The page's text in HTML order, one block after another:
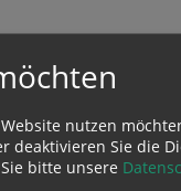
des Pfarrbüros:
nutzen
deaktivieren Sie die
bitte unsere